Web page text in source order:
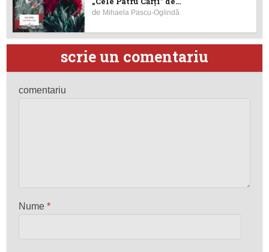
de Mihaela Pascu-Oglindă
scrie un comentariu
comentariu
Nume*